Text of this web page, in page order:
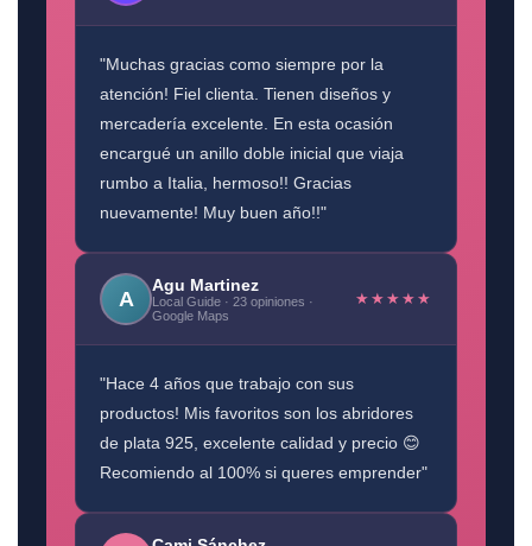
"Muchas gracias como siempre por la
atención! Fiel clienta. Tienen diseños y
mercadería excelente. En esta ocasión
encargué un anillo doble inicial que viaja
rumbo a Italia, hermoso!! Gracias
nuevamente! Muy buen año!!"
A
Agu Martinez
Local Guide · 23 opiniones ·
Google Maps
★★★★★
"Hace 4 años que trabajo con sus
productos! Mis favoritos son los abridores
de plata 925, excelente calidad y precio 😊
Recomiendo al 100% si queres emprender"